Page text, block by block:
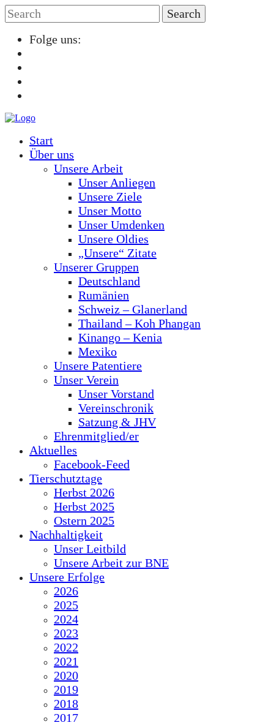
Folge uns:
Start
Über uns
Unsere Arbeit
Unser Anliegen
Unsere Ziele
Unser Motto
Unser Umdenken
Unsere Oldies
„Unsere“ Zitate
Unserer Gruppen
Deutschland
Rumänien
Schweiz – Glanerland
Thailand – Koh Phangan
Kinango – Kenia
Mexiko
Unsere Patentiere
Unser Verein
Unser Vorstand
Vereinschronik
Satzung & JHV
Ehrenmitglied/er
Aktuelles
Facebook-Feed
Tierschutztage
Herbst 2026
Herbst 2025
Ostern 2025
Nachhaltigkeit
Unser Leitbild
Unsere Arbeit zur BNE
Unsere Erfolge
2026
2025
2024
2023
2022
2021
2020
2019
2018
2017